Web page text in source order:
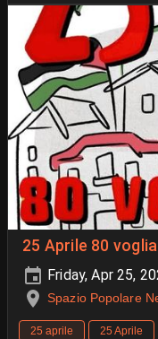
25 Aprile
Friday, Apr 25,
Spazio Popolare
25 aprile 25 Aprile